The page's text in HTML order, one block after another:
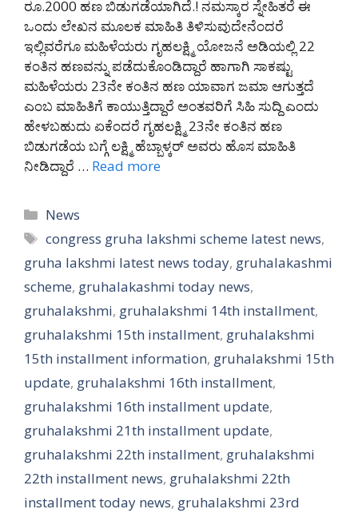
ರೂ.2000 ಹಣ ಬಿಡುಗಡೆಯಾಗಿದೆ.! ನಮಸ್ಕಾರ ಸ್ನೇಹಿತರೆ ಈ
ಒಂದು ಲೇಖನ ಮೂಲಕ ಮಾಹಿತಿ ತಿಳಿಸುವುದೇನೆಂದರೆ
ಇಲ್ಲಿವರೆಗೂ ಮಹಿಳೆಯರು ಗೃಹಲಕ್ಷ್ಮಿ ಯೋಜನೆ ಅಡಿಯಲ್ಲಿ 22
ಕಂತಿನ ಹಣವನ್ನು ಪಡೆದುಕೊಂಡಿದ್ದಾರೆ ಹಾಗಾಗಿ ಸಾಕಷ್ಟು
ಮಹಿಳೆಯರು 23ನೇ ಕಂತಿನ ಹಣ ಯಾವಾಗ ಜಮಾ ಆಗುತ್ತದೆ
ಎಂಬ ಮಾಹಿತಿಗೆ ಕಾಯುತ್ತಿದ್ದಾರೆ ಅಂತವರಿಗೆ ಸಿಹಿ ಸುದ್ದಿ ಎಂದು
ಹೇಳಬಹುದು ಏಕೆಂದರೆ ಗೃಹಲಕ್ಷ್ಮಿ 23ನೇ ಕಂತಿನ ಹಣ
ಬಿಡುಗಡೆಯ ಬಗ್ಗೆ ಲಕ್ಷ್ಮಿ ಹೆಬ್ಬಾಳ್ಕರ್ ಅವರು ಹೊಸ ಮಾಹಿತಿ
ನೀಡಿದ್ದಾರೆ … Read more
Categories
News
Tags
congress gruha lakshmi scheme latest news,
gruha lakshmi latest news today, gruhalakashmi
scheme, gruhalakashmi today news,
gruhalakshmi, gruhalakshmi 14th installment,
gruhalakshmi 15th installment, gruhalakshmi
15th installment information, gruhalakshmi 15th
update, gruhalakshmi 16th installment,
gruhalakshmi 16th installment update,
gruhalakshmi 21th installment update,
gruhalakshmi 22th installment, gruhalakshmi
22th installment news, gruhalakshmi 22th
installment today news, gruhalakshmi 23rd